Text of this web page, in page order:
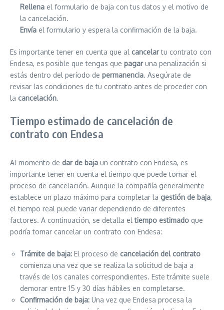
Rellena el formulario de baja con tus datos y el motivo de
la cancelación.
Envía el formulario y espera la confirmación de la baja.
Es importante tener en cuenta que al cancelartu contrato con
Endesa, es posible que tengas que pagaruna penalización si
estás dentro del período de permanencia. Asegúrate de
revisar las condiciones de tu contrato antes de proceder con
la cancelación.
Tiempo estimado de cancelación de
contrato con Endesa
Al momento de dar de baja un contrato con Endesa, es
importante tener en cuenta el tiempo que puede tomar el
proceso de cancelación. Aunque la compañía generalmente
establece un plazo máximo para completar la gestión de baja,
el tiempo real puede variar dependiendo de diferentes
factores. A continuación, se detalla eltiempo estimado que
podría tomar cancelar un contrato con Endesa:
Trámite de baja: El proceso de cancelación del contrato
comienza una vez que se realiza la solicitud de baja a
través de los canales correspondientes. Este trámite suele
demorar entre 15 y 30 días hábiles en completarse.
Confirmación de baja: Una vez que Endesa procesa la